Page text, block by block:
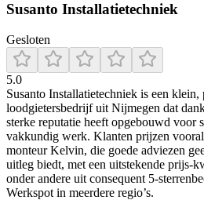
Susanto Installatietechniek
Gesloten
5.0
Susanto Installatietechniek is een klein,
loodgietersbedrijf uit Nijmegen dat
sterke reputatie heeft opgebouwd voor
vakkundig werk. Klanten prijzen vooral
monteur Kelvin, die goede adviezen
uitleg biedt, met een uitstekende
onder andere uit consequent
Werkspot in meerdere regio’s.